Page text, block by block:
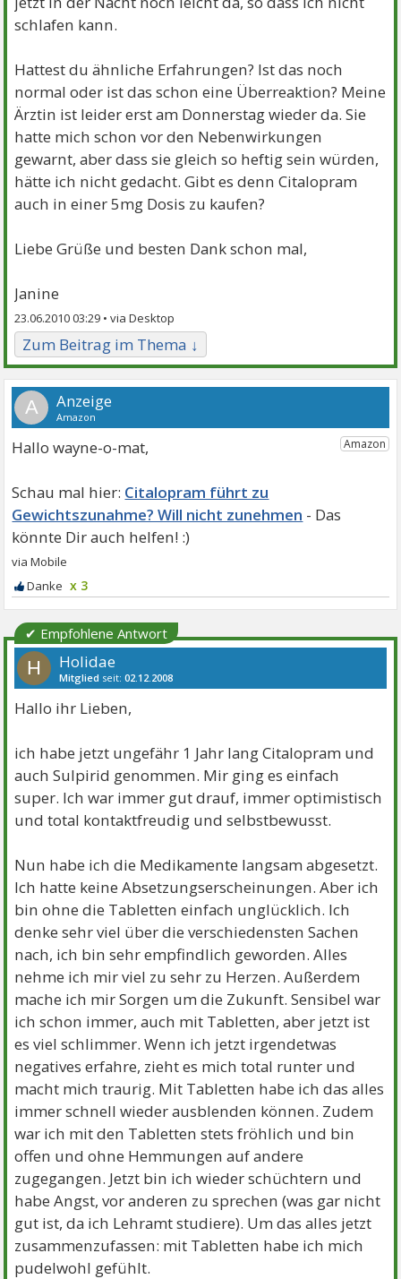
schlafen kann.
Hattest du ähnliche Erfahrungen? Ist das noch
normal oder ist das schon eine Überreaktion? Meine
Ärztin ist leider erst am Donnerstag wieder da. Sie
hatte mich schon vor den Nebenwirkungen
gewarnt, aber dass sie gleich so heftig sein würden,
hätte ich nicht gedacht. Gibt es denn Citalopram
auch in einer 5mg Dosis zu kaufen?
Liebe Grüße und besten Dank schon mal,
Janine
23.06.2010 03:29 •
Zum Beitrag im Thema ↓
A
Hallo wayne-o-mat,
Citalopram führt zu
Gewichtszunahme? Will nicht zunehmen
x 3
✔ Empfohlene Antwort
H Holidae
Mitglied seit:02.12.2008
Hallo ihr Lieben,
ich habe jetzt ungefähr 1 Jahr lang Citalopram und
auch Sulpirid genommen. Mir ging es einfach
super. Ich war immer gut drauf, immer optimistisch
und total kontaktfreudig und selbstbewusst.
Nun habe ich die Medikamente langsam abgesetzt.
Ich hatte keine Absetzungserscheinungen. Aber ich
bin ohne die Tabletten einfach unglücklich. Ich
denke sehr viel über die verschiedensten Sachen
nach, ich bin sehr empfindlich geworden. Alles
nehme ich mir viel zu sehr zu Herzen. Außerdem
mache ich mir Sorgen um die Zukunft. Sensibel war
ich schon immer, auch mit Tabletten, aber jetzt ist
es viel schlimmer. Wenn ich jetzt irgendetwas
negatives erfahre, zieht es mich total runter und
macht mich traurig. Mit Tabletten habe ich das alles
immer schnell wieder ausblenden können. Zudem
war ich mit den Tabletten stets fröhlich und bin
offen und ohne Hemmungen auf andere
zugegangen. Jetzt bin ich wieder schüchtern und
habe Angst, vor anderen zu sprechen (was gar nicht
gut ist, da ich Lehramt studiere). Um das alles jetzt
zusammenzufassen: mit Tabletten habe ich mich
pudelwohl gefühlt.